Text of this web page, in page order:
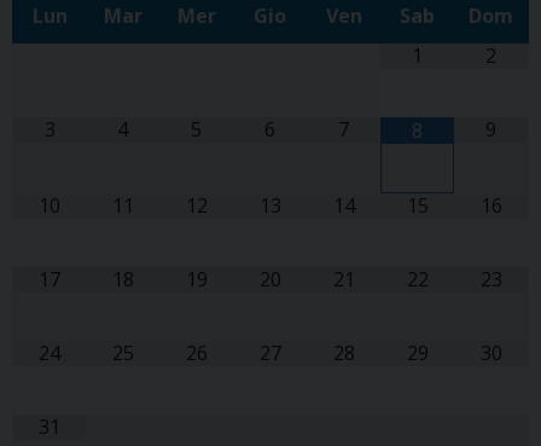
Lun Mar Mer Gio Ven Sab
Dom
1
2
3 4 5 6 7 8 9
10 11 12 13 14 15 16
17 18 19 20 21 22 23
24 25 26 27 28 29 30
31